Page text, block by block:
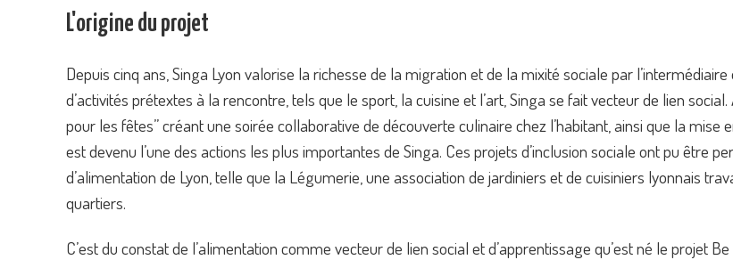
L'origine du projet
Depuis cinq ans, Singa Lyon valorise la richesse de la migration et de la mixité sociale par
d’activités prétextes à la rencontre, tels que le sport, la cuisine et l’art, Singa se fait vecteur de lien
pour les fêtes” créant une soirée collaborative de découverte culinaire chez l’habitant, ainsi que la
est devenu l’une des actions les plus importantes de Singa. Ces projets d’inclusion sociale ont pu être
d’alimentation de Lyon, telle que la Légumerie, une association de jardiniers et de cuisiniers lyonnais
quartiers.
C’est du constat de l’alimentation comme vecteur de lien social et d’apprentissage qu’est né le projet